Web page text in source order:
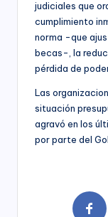
judiciales que
cumplimiento
norma -que
becas-, la
pérdida de
Las
situación
agravó en los
por parte del